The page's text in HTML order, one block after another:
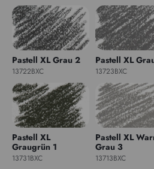
Pastell XL Grau 2
13722BXC
Pastell XL
13723BXC
Pastell XL
Graugrün 1
13731BXC
Pastell XL
Grau 3
13713BXC